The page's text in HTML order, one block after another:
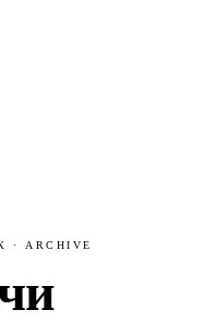
· ARCHIVE